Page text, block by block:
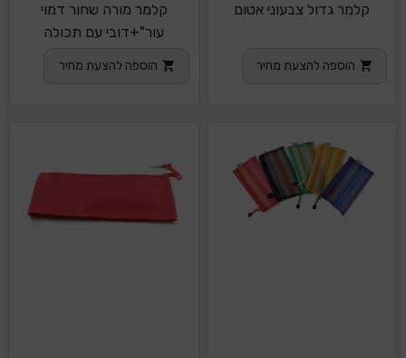
קלמר גדול צבעוני אטום
הוספה להצעת מחיר
קלמר מורה שחור דמוי
עור"+דובי עם תכולה
הוספה להצעת מחיר